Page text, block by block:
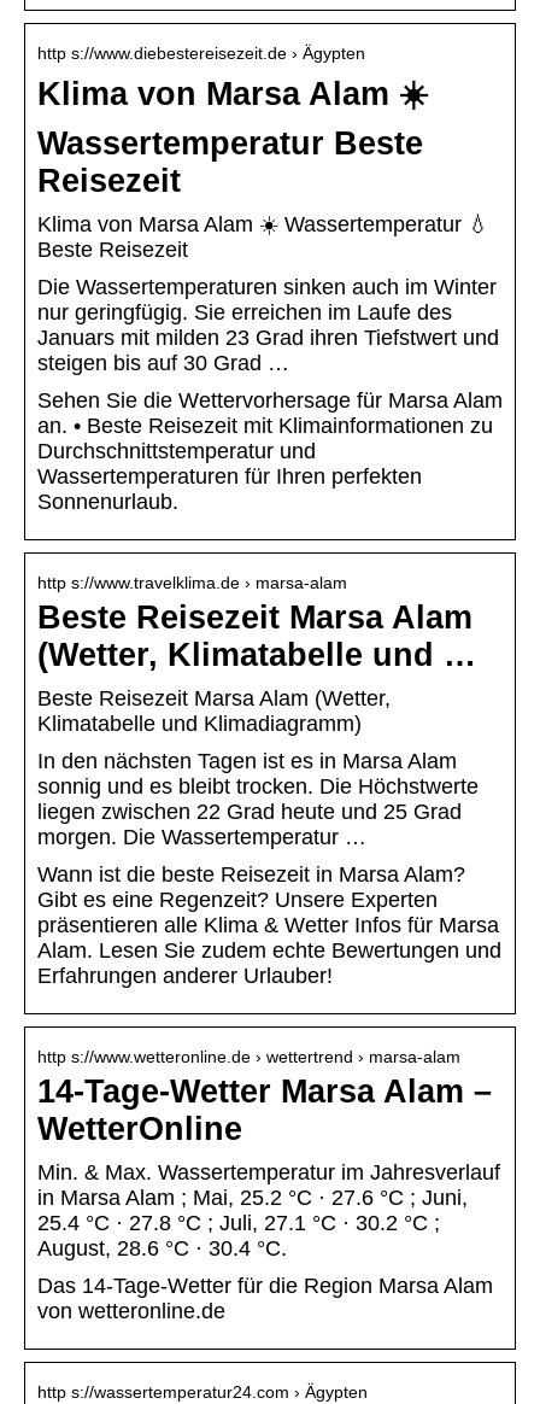
http s://www.diebestereisezeit.de › Ägypten
Klima von Marsa Alam ☀️
Wassertemperatur Beste
Reisezeit
Klima von Marsa Alam ☀️ Wassertemperatur 💧
Beste Reisezeit
Die Wassertemperaturen sinken auch im Winter
nur geringfügig. Sie erreichen im Laufe des
Januars mit milden 23 Grad ihren Tiefstwert und
steigen bis auf 30 Grad …
Sehen Sie die Wettervorhersage für Marsa Alam
an. • Beste Reisezeit mit Klimainformationen zu
Durchschnittstemperatur und
Wassertemperaturen für Ihren perfekten
Sonnenurlaub.
http s://www.travelklima.de › marsa-alam
Beste Reisezeit Marsa Alam
(Wetter, Klimatabelle und …
Beste Reisezeit Marsa Alam (Wetter,
Klimatabelle und Klimadiagramm)
In den nächsten Tagen ist es in Marsa Alam
sonnig und es bleibt trocken. Die Höchstwerte
liegen zwischen 22 Grad heute und 25 Grad
morgen. Die Wassertemperatur …
Wann ist die beste Reisezeit in Marsa Alam?
Gibt es eine Regenzeit? Unsere Experten
präsentieren alle Klima & Wetter Infos für Marsa
Alam. Lesen Sie zudem echte Bewertungen und
Erfahrungen anderer Urlauber!
http s://www.wetteronline.de › wettertrend › marsa-alam
14-Tage-Wetter Marsa Alam –
WetterOnline
Min. & Max. Wassertemperatur im Jahresverlauf
in Marsa Alam ; Mai, 25.2 °C · 27.6 °C ; Juni,
25.4 °C · 27.8 °C ; Juli, 27.1 °C · 30.2 °C ;
August, 28.6 °C · 30.4 °C.
Das 14-Tage-Wetter für die Region Marsa Alam
von wetteronline.de
http s://wassertemperatur24.com › Ägypten